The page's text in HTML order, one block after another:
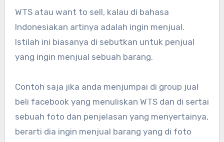
WTS atau want to sell, kalau di bahasa
Indonesiakan artinya adalah ingin menjual.
Istilah ini biasanya di sebutkan untuk penjual
yang ingin menjual sebuah barang.
Contoh saja jika anda menjumpai di group jual
beli facebook yang menuliskan WTS dan di sertai
sebuah foto dan penjelasan yang menyertainya,
berarti dia ingin menjual barang yang di foto